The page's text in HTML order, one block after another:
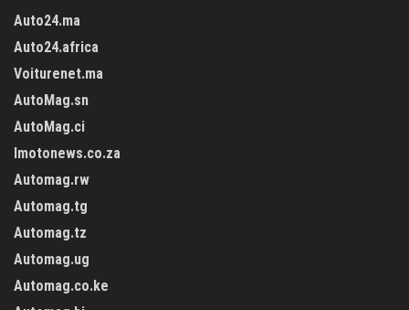
Auto24.ma
Auto24.africa
Voiturenet.ma
AutoMag.sn
AutoMag.ci
Imotonews.co.za
Automag.rw
Automag.tg
Automag.tz
Automag.ug
Automag.co.ke